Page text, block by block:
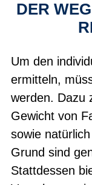
DER
Um den
ermitteln,
werden. Dazu
Gewicht von
sowie
Grund sind
Stattdessen